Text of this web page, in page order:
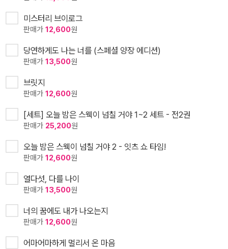
미스터리 브이로그
판매가 12,600원
당연하게도 나는 너를 (스페셜 양장 에디션)
판매가 13,500원
브릿지
판매가 12,600원
[세트] 오늘 밤은 스웩이 넘칠 거야 1~2 세트 - 전2권
판매가 25,200원
오늘 밤은 스웩이 넘칠 거야 2 - 잇츠 쇼 타임!
판매가 12,600원
열다섯, 다를 나이
판매가 13,500원
너의 꿈에도 내가 나오는지
판매가 12,600원
어마어마하게 멀리서 온 마음